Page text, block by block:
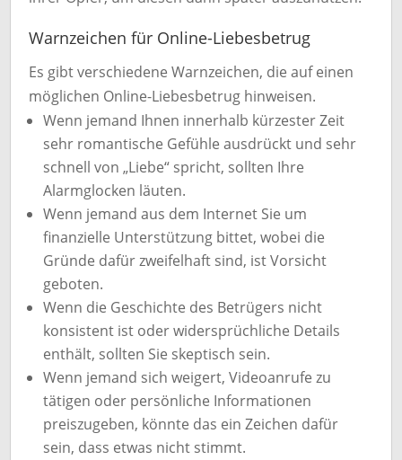
Warnzeichen für Online-Liebesbetrug
Es gibt verschiedene Warnzeichen, die auf einen
möglichen Online-Liebesbetrug hinweisen.
Wenn jemand Ihnen innerhalb kürzester Zeit
sehr romantische Gefühle ausdrückt und sehr
schnell von „Liebe“ spricht, sollten Ihre
Alarmglocken läuten.
Wenn jemand aus dem Internet Sie um
finanzielle Unterstützung bittet, wobei die
Gründe dafür zweifelhaft sind, ist Vorsicht
geboten.
Wenn die Geschichte des Betrügers nicht
konsistent ist oder widersprüchliche Details
enthält, sollten Sie skeptisch sein.
Wenn jemand sich weigert, Videoanrufe zu
tätigen oder persönliche Informationen
preiszugeben, könnte das ein Zeichen dafür
sein, dass etwas nicht stimmt.